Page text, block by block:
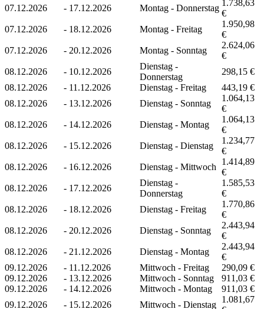
07.12.2026
- 17.12.2026 Montag - Donnerstag
1.738,63
€
07.12.2026
- 18.12.2026 Montag - Freitag
1.950,98
€
07.12.2026
- 20.12.2026 Montag - Sonntag
2.624,06
€
08.12.2026
- 10.12.2026
Dienstag -
Donnerstag
298,15 €
08.12.2026
- 11.12.2026 Dienstag - Freitag
443,19 €
08.12.2026
- 13.12.2026 Dienstag - Sonntag
1.064,13
€
08.12.2026
- 14.12.2026 Dienstag - Montag
1.064,13
€
08.12.2026
- 15.12.2026 Dienstag - Dienstag
1.234,77
€
08.12.2026
- 16.12.2026 Dienstag - Mittwoch
1.414,89
€
08.12.2026
- 17.12.2026
Dienstag -
Donnerstag
1.585,53
€
08.12.2026
- 18.12.2026 Dienstag - Freitag
1.770,86
€
08.12.2026
- 20.12.2026 Dienstag - Sonntag
2.443,94
€
08.12.2026
- 21.12.2026 Dienstag - Montag
2.443,94
€
09.12.2026
- 11.12.2026 Mittwoch - Freitag
290,09 €
09.12.2026
- 13.12.2026 Mittwoch - Sonntag
911,03 €
09.12.2026
- 14.12.2026 Mittwoch - Montag
911,03 €
09.12.2026
- 15.12.2026 Mittwoch - Dienstag
1.081,67